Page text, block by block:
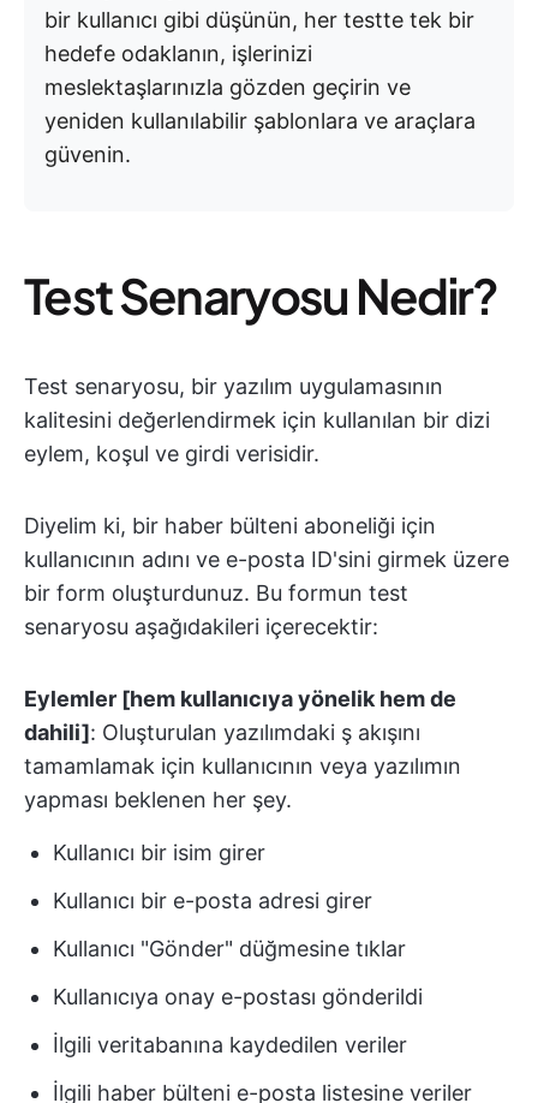
bir kullanıcı gibi düşünün, her testte tek bir
hedefe odaklanın, işlerinizi
meslektaşlarınızla gözden geçirin ve
yeniden kullanılabilir şablonlara ve araçlara
güvenin.
Test Senaryosu Nedir?
Test senaryosu, bir yazılım uygulamasının
kalitesini değerlendirmek için kullanılan bir dizi
eylem, koşul ve girdi verisidir.
Diyelim ki, bir haber bülteni aboneliği için
kullanıcının adını ve e-posta ID'sini girmek üzere
bir form oluşturdunuz. Bu formun test
senaryosu aşağıdakileri içerecektir:
Eylemler [hem kullanıcıya yönelik hem de
dahili]: Oluşturulan yazılımdaki ş akışını
tamamlamak için kullanıcının veya yazılımın
yapması beklenen her şey.
Kullanıcı bir isim girer
Kullanıcı bir e-posta adresi girer
Kullanıcı "Gönder" düğmesine tıklar
Kullanıcıya onay e-postası gönderildi
İlgili veritabanına kaydedilen veriler
İlgili haber bülteni e-posta listesine veriler